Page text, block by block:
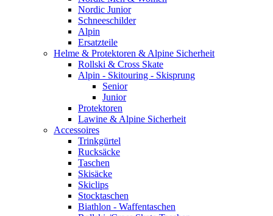
Nordic Junior
Schneeschilder
Alpin
Ersatzteile
Helme & Protektoren & Alpine Sicherheit
Rollski & Cross Skate
Alpin - Skitouring - Skisprung
Senior
Junior
Protektoren
Lawine & Alpine Sicherheit
Accessoires
Trinkgürtel
Rucksäcke
Taschen
Skisäcke
Skiclips
Stocktaschen
Biathlon - Waffentaschen